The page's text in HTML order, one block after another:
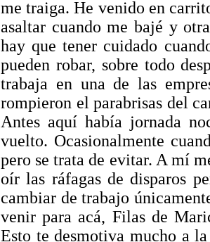
me traiga. He venido en
asaltar cuando me bajé y
hay que tener cuidado
pueden robar, sobre todo
trabaja en una de las
rompieron el parabrisas del
Antes aquí había jornada
vuelto. Ocasionalmente
pero se trata de evitar. A mí
oír las ráfagas de disparos
cambiar de trabajo
venir para acá, Filas de
Esto te desmotiva mucho a